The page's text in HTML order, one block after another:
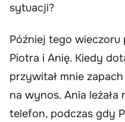
sytuacji?
Później tego wieczoru
Piotra i Anię. Kiedy
przywitał mnie
na wynos. Ania leżała
telefon, podczas gdy